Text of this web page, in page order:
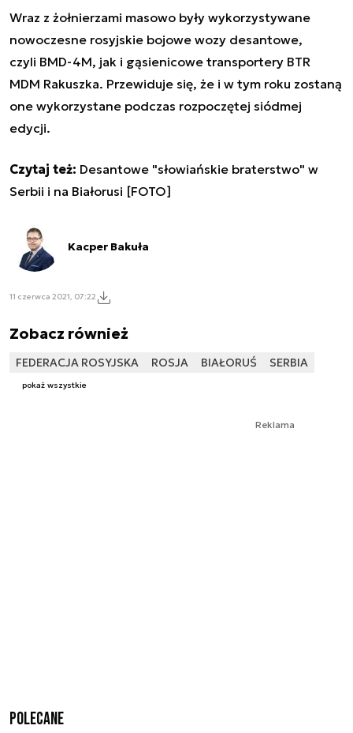
Wraz z żołnierzami masowo były wykorzystywane
nowoczesne rosyjskie bojowe wozy desantowe,
czyli BMD-4M, jak i gąsienicowe transportery BTR
MDM Rakuszka. Przewiduje się, że i w tym roku zostaną
one wykorzystane podczas rozpoczętej siódmej
edycji.
Czytaj też: Desantowe "słowiańskie braterstwo" w
Serbii i na Białorusi [FOTO]
Kacper Bakuła
11 czerwca 2021, 07:22
Zobacz również
FEDERACJA ROSYJSKA ROSJA BIAŁORUŚ SERBIA
pokaż wszystkie
Reklama
Polecane